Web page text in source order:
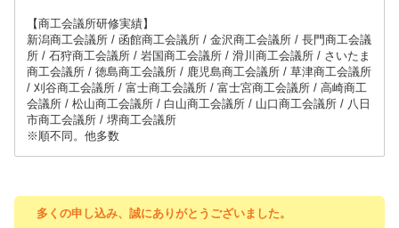
【商工会議所研修実績】
新潟商工会議所 / 函館商工会議所 / 金沢商工会議所 / 長門商工会議
所 / 石狩商工会議所 / 岩国商工会議所 / 滑川商工会議所 / さいたま
商工会議所 / 徳島商工会議所 / 鹿児島商工会議所 / 草津商工会議所
/ 刈谷商工会議所 / 富士商工会議所 / 富士宮商工会議所 / 高崎商工
会議所 / 松山商工会議所 / 白山商工会議所 / 山口商工会議所 / 八日
市商工会議所 / 堺商工会議所
※順不同。他多数
多くの申し込み、誠にありがとうございました。